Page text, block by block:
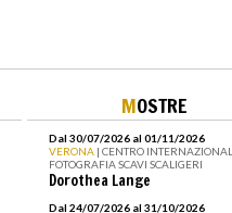
MOSTRE
Dal 30/07/2026 al 01/11/2026
VERONA | CENTRO
FOTOGRAFIA SCAVI SCALIGERI
Dorothea Lange
Dal 24/07/2026 al 31/10/2026